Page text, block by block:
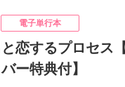
電子単行本
恋するプロセス
ー特典付】